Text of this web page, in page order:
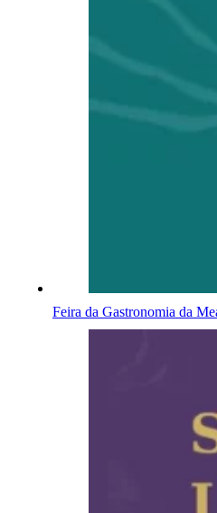
Feira da Gastronomia da